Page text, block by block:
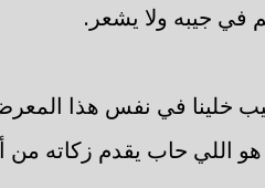
في جيبه ولا يشعر.
خلينا في نفس هذا
هو اللي حاب يقدم زكاته من